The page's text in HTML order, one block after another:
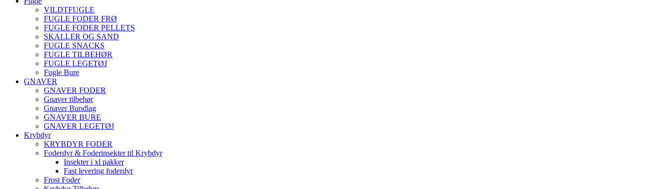
VILDTFUGLE
FUGLE FODER FRØ
FUGLE FODER PELLETS
SKALLER OG SAND
FUGLE SNACKS
FUGLE TILBEHØR
FUGLE LEGETØJ
Fugle Bure
GNAVER
GNAVER FODER
Gnaver tilbehør
Gnaver Bundlag
GNAVER BURE
GNAVER LEGETØJ
Krybdyr
KRYBDYR FODER
Foderdyr & Foderinsekter til Krybdyr
Insekter i xl pakker
Fast levering foderdyr
Frost Foder